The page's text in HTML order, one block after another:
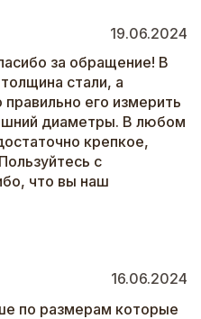
19.06.2024
за обращение! В
стали, а
его измерить
диаметры. В любом
крепкое,
с
что вы наш
16.06.2024
по размерам которые